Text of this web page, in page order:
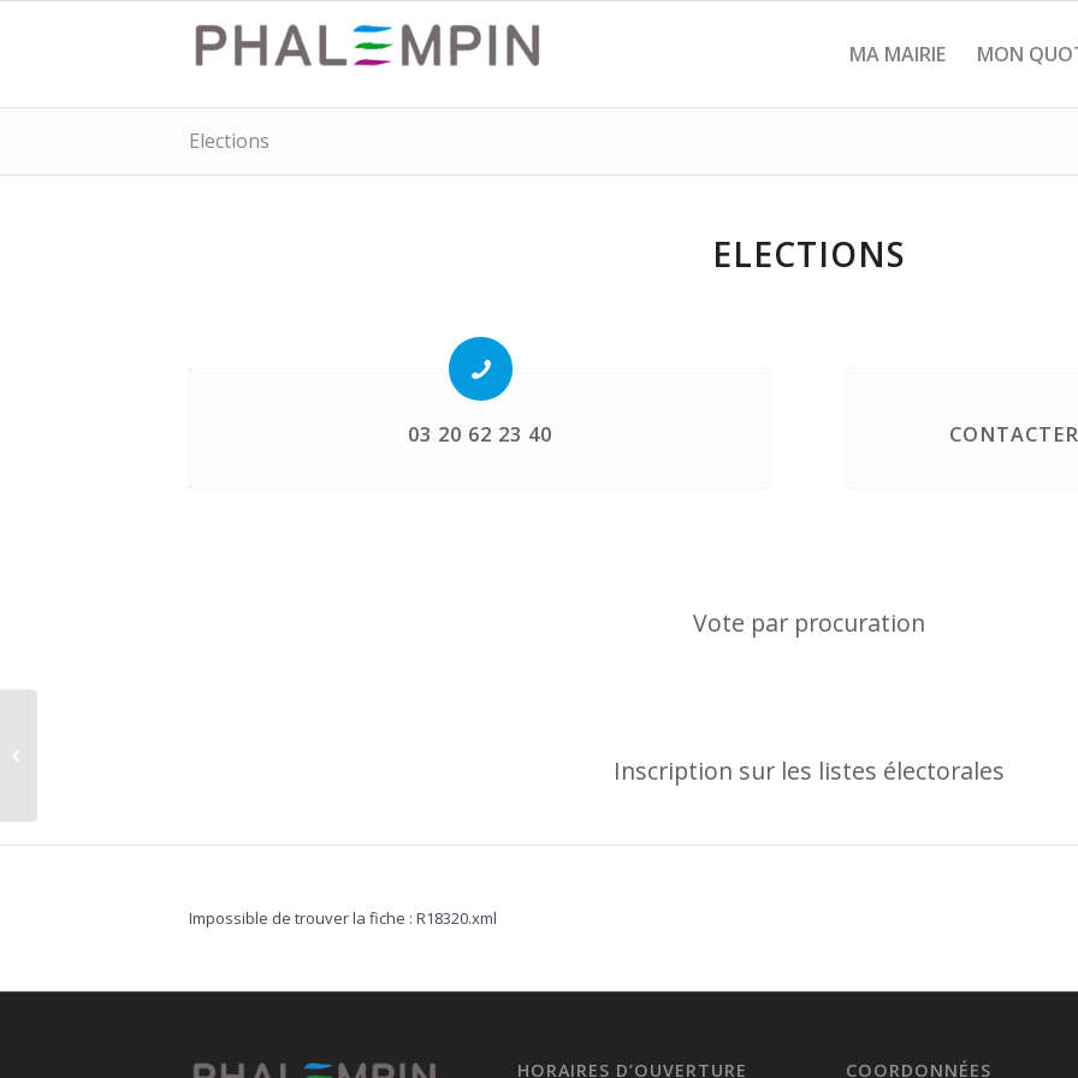
MA MAIRIE MON
Elections
ELECTIONS
03 20 62 23 40
Vote par procuration
Inscription sur les listes électorales
Impossible de trouver la fiche : R18320.xml
HORAIRES D’OUVERTURE COORDONNÉES